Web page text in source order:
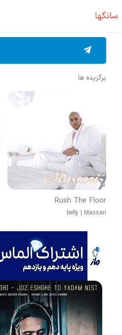
سانگها
برگزیده ها
Rush The Floor
belly | Massari